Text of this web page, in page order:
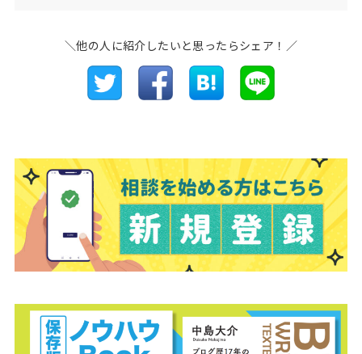
＼他の人に紹介したいと思ったらシェア！／